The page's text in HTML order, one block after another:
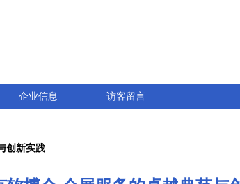
企业信息 访客留言
创新实践